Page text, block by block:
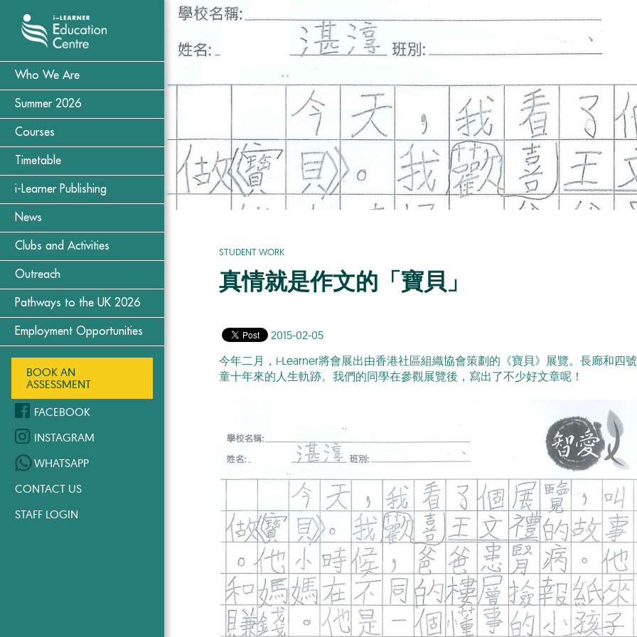
Who We Are
Summer 2026
Courses
Timetable
i-Learner Publishing
News
Clubs and Activities
Outreach
Pathways to the UK 2026
Employment Opportunities
BOOK AN
ASSESSMENT
FACEBOOK
INSTAGRAM
WHATSAPP
CONTACT US
STAFF LOGIN
STUDENT WORK
真情就是作文的「寶貝」
2015-02-05
今年二月，i-Learner將會展出由香港社區組織協會策劃的《寶貝》展覽。長廊和四
童十年來的人生軌跡。我們的同學在參觀展覽後，寫出了不少好文章呢！